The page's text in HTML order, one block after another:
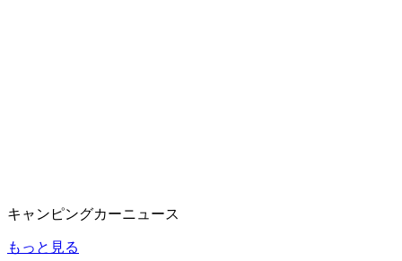
キャンピングカーニュース
もっと見る